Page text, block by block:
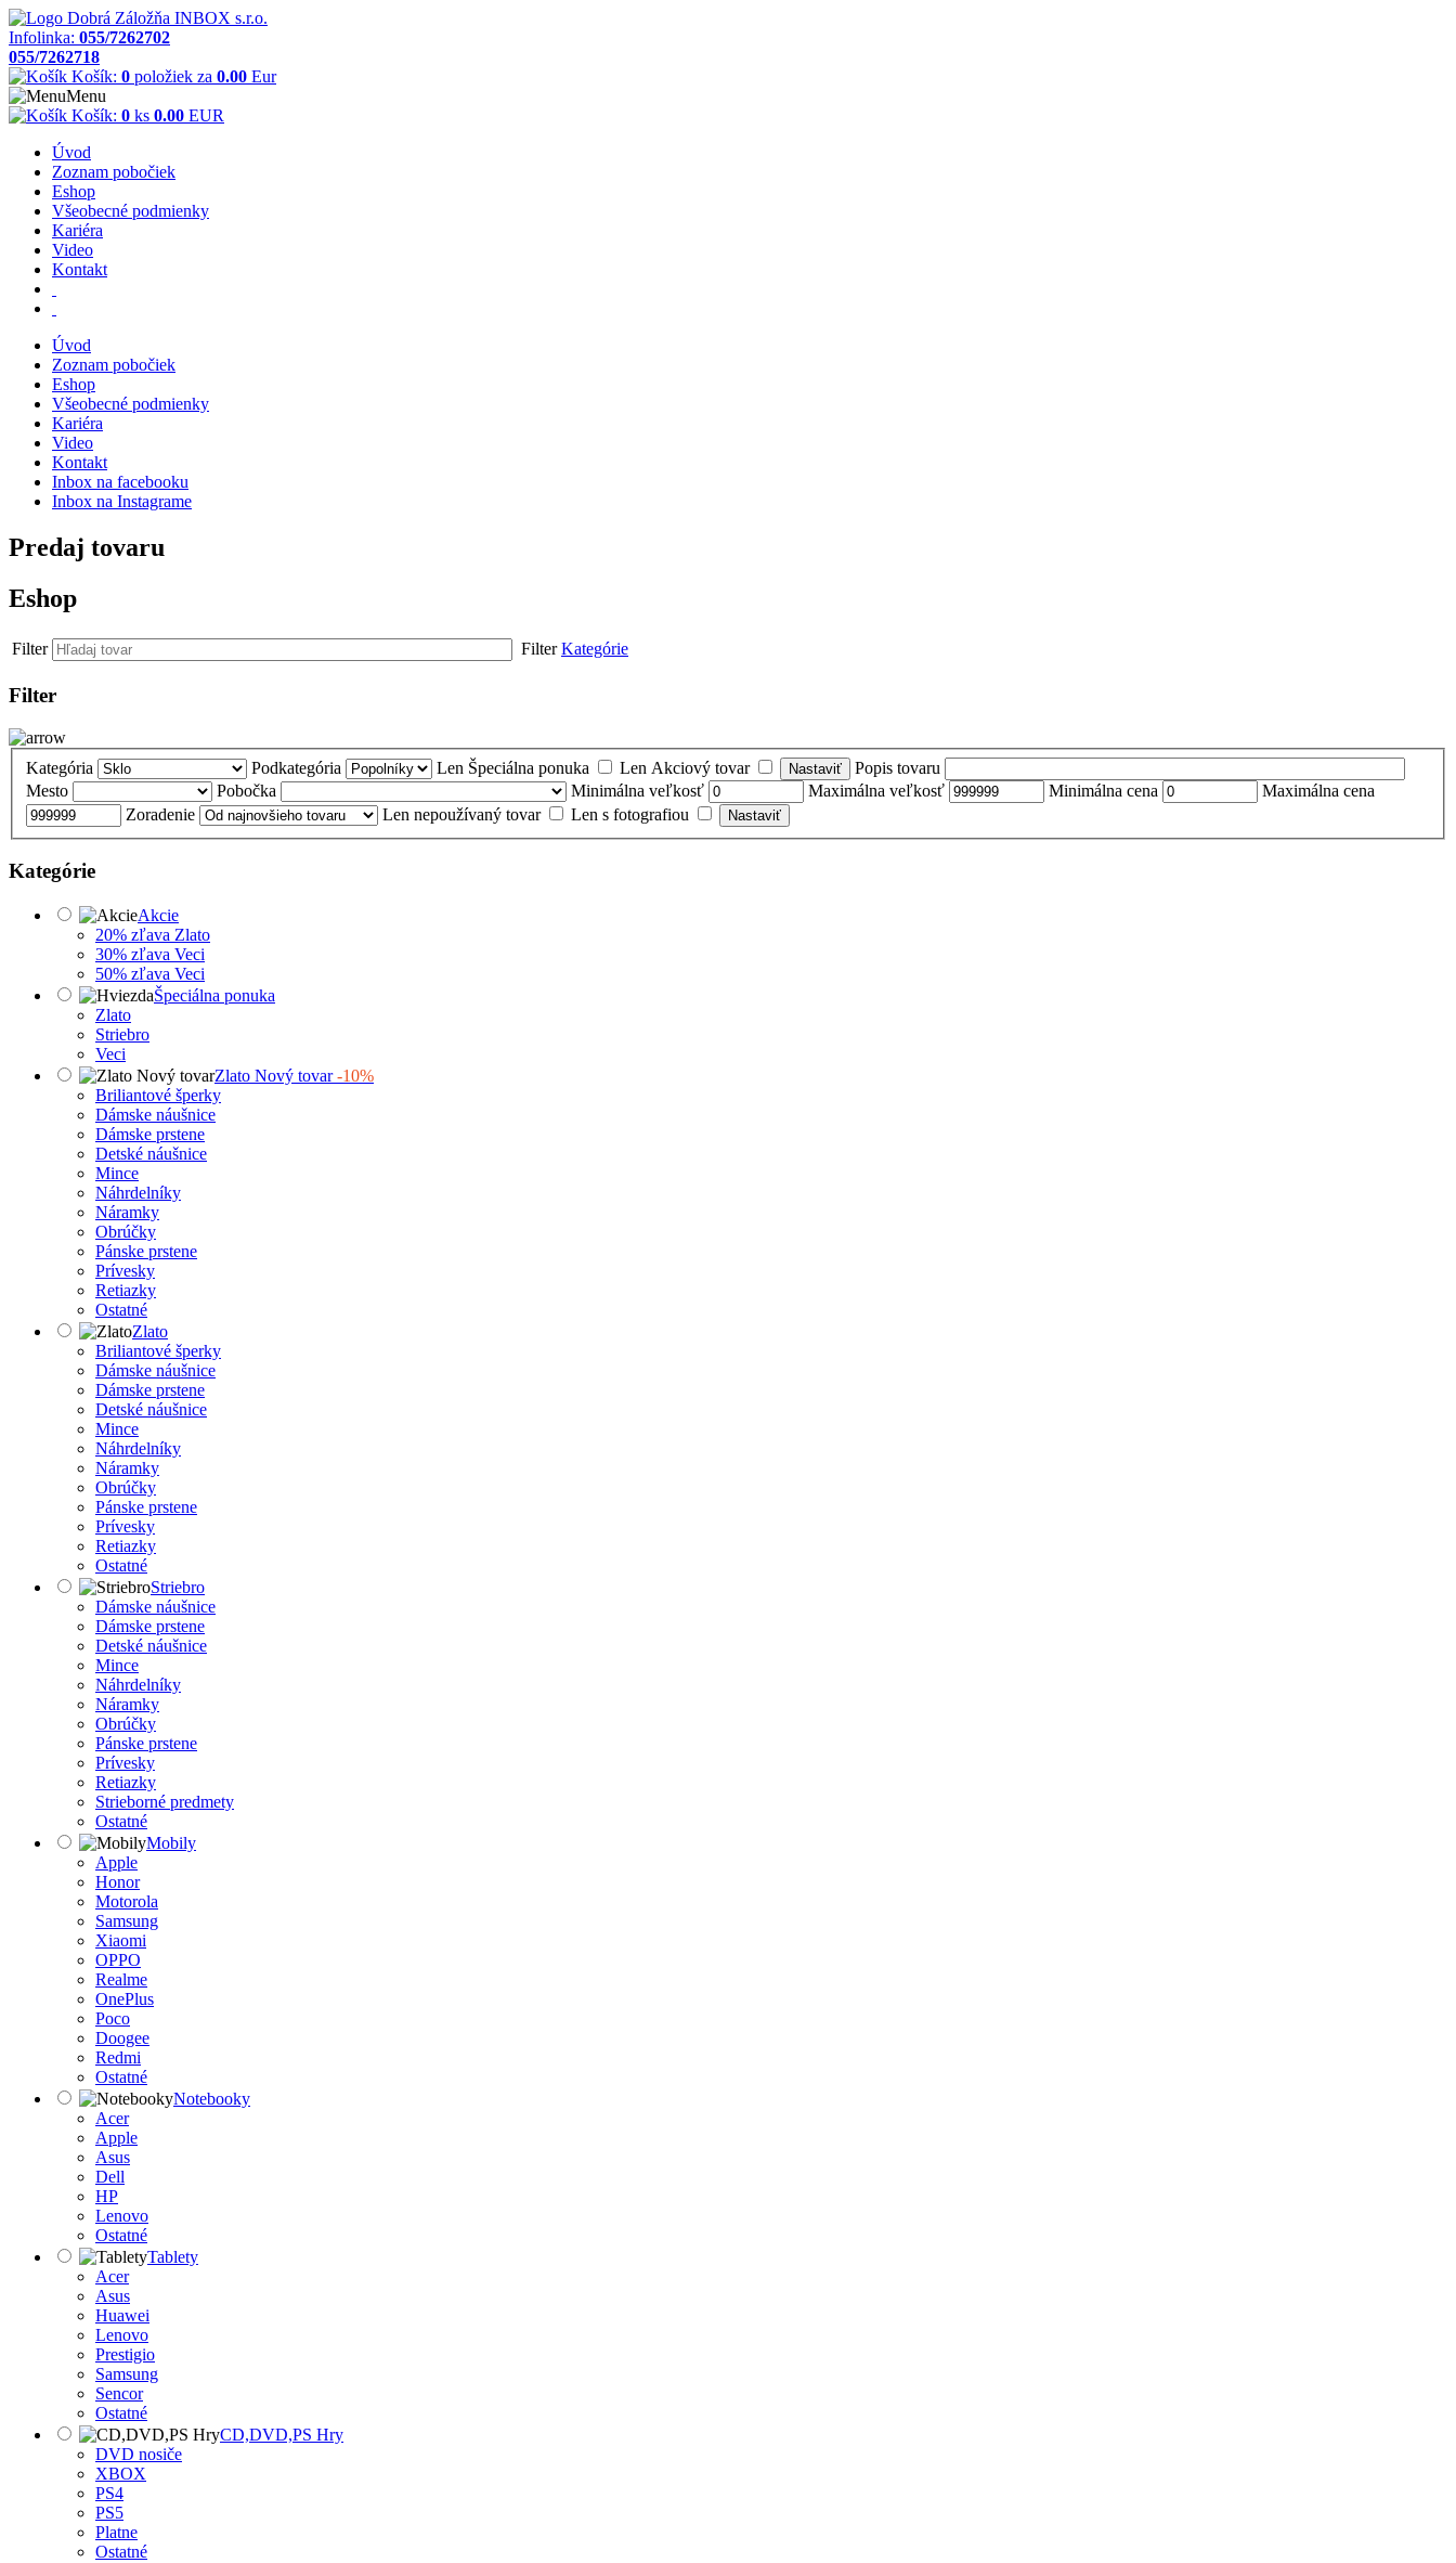
Infolinka: 055/7262702
055/7262718
Košík: 0 položiek za 0.00 Eur
Menu
Košík: 0 ks 0.00 EUR
Úvod
Zoznam pobočiek
Eshop
Všeobecné podmienky
Kariéra
Video
Kontakt
Úvod
Zoznam pobočiek
Eshop
Všeobecné podmienky
Kariéra
Video
Kontakt
Inbox na facebooku
Inbox na Instagrame
Predaj tovaru
Eshop
Filter Filter Kategórie
Filter
Kategória Podkategória Len Špeciálna ponuka Len Akciový tovar
Popis tovaru
Mesto
Pobočka Minimálna veľkosť Maximálna veľkosť Minimálna cena
Maximálna cena
Zoradenie
Len nepoužívaný tovar Len s fotografiou
Kategórie
Akcie
20% zľava Zlato
30% zľava Veci
50% zľava Veci
Špeciálna ponuka
Zlato
Striebro
Veci
Zlato Nový tovar-10%
Briliantové šperky
Dámske náušnice
Dámske prstene
Detské náušnice
Mince
Náhrdelníky
Náramky
Obrúčky
Pánske prstene
Prívesky
Retiazky
Ostatné
Zlato
Briliantové šperky
Dámske náušnice
Dámske prstene
Detské náušnice
Mince
Náhrdelníky
Náramky
Obrúčky
Pánske prstene
Prívesky
Retiazky
Ostatné
Striebro
Dámske náušnice
Dámske prstene
Detské náušnice
Mince
Náhrdelníky
Náramky
Obrúčky
Pánske prstene
Prívesky
Retiazky
Strieborné predmety
Ostatné
Mobily
Apple
Honor
Motorola
Samsung
Xiaomi
OPPO
Realme
OnePlus
Poco
Doogee
Redmi
Ostatné
Notebooky
Acer
Apple
Asus
Dell
HP
Lenovo
Ostatné
Tablety
Acer
Asus
Huawei
Lenovo
Prestigio
Samsung
Sencor
Ostatné
CD,DVD,PS Hry
DVD nosiče
XBOX
PS4
PS5
Platne
Ostatné